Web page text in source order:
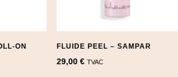
ON
FLUIDE PEEL – SAMPAR
29,00€ TVAC